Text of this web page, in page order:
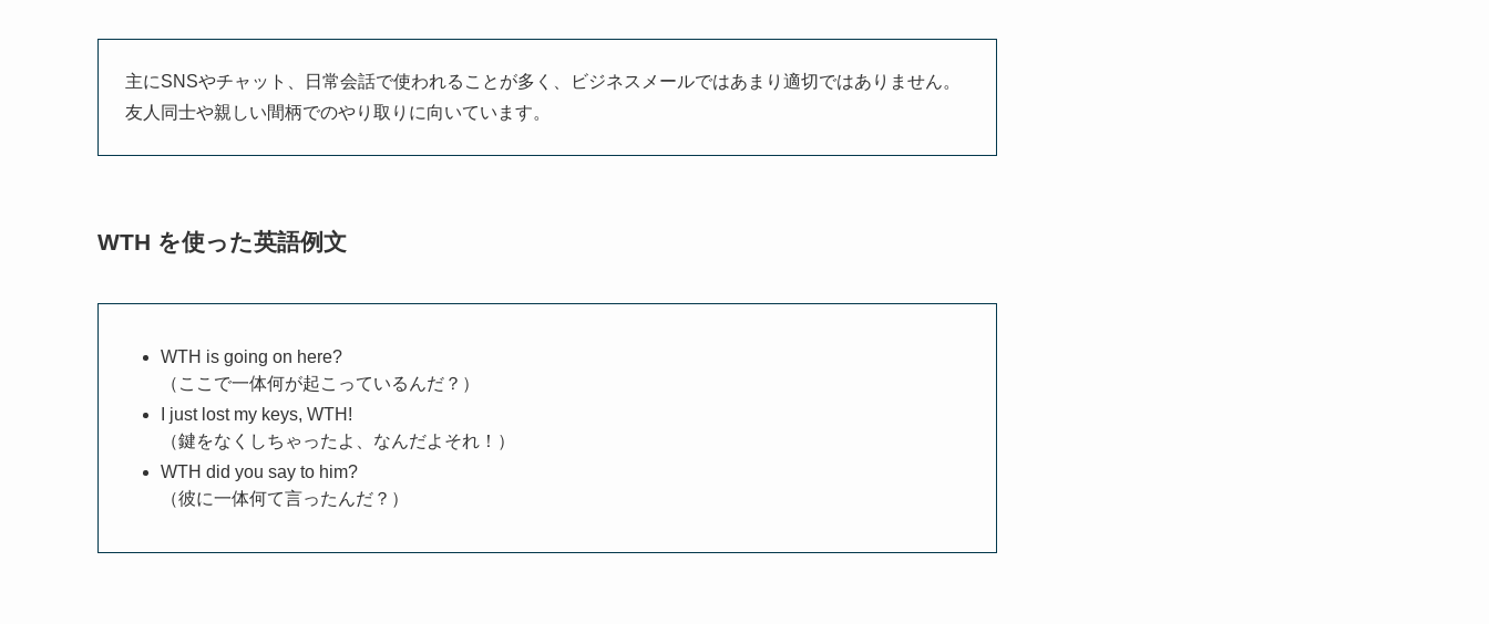
主にSNSやチャット、日常会話で使われることが多く、ビジネスメールではあまり適切ではありません。
友人同士や親しい間柄でのやり取りに向いています。
WTH を使った英語例文
WTH is going on here?
（ここで一体何が起こっているんだ？）
I just lost my keys, WTH!
（鍵をなくしちゃったよ、なんだよそれ！）
WTH did you say to him?
（彼に一体何て言ったんだ？）